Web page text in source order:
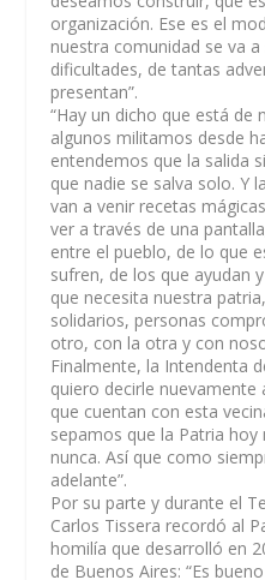
organización. Ese es el
nuestra comunidad se va
dificultades, de tantas
presentan”.
“Hay un dicho que está de
algunos militamos desde
entendemos que la salida
que nadie se salva solo. Y
van a venir recetas
ver a través de una
entre el pueblo, de lo que
sufren, de los que ayudan
que necesita nuestra
solidarios, personas
otro, con la otra y con
Finalmente, la Intendenta
quiero decirle nuevamente
que cuentan con esta
sepamos que la Patria
nunca. Así que como
adelante”.
Por su parte y durante el
Carlos Tissera recordó al
homilía que desarrolló en
de Buenos Aires: “Es